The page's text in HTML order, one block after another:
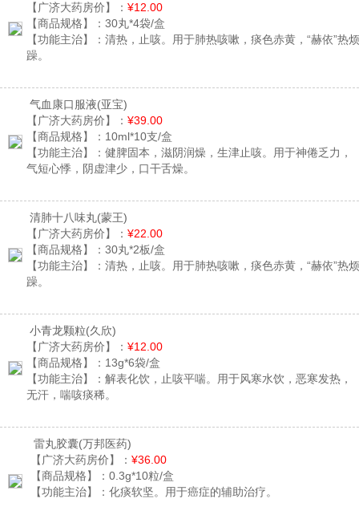
【广济大药房价】： ¥12.00
【商品规格】： 30丸*4袋/盒
【功能主治】： 清热，止咳。用于肺热咳嗽，痰色赤黄，“赫依”热烦
躁。
气血康口服液(亚宝)
【广济大药房价】： ¥39.00
【商品规格】： 10ml*10支/盒
【功能主治】： 健脾固本，滋阴润燥，生津止咳。用于神倦乏力，
气短心悸，阴虚津少，口干舌燥。
清肺十八味丸(蒙王)
【广济大药房价】： ¥22.00
【商品规格】： 30丸*2板/盒
【功能主治】： 清热，止咳。用于肺热咳嗽，痰色赤黄，“赫依”热烦
躁。
小青龙颗粒(久欣)
【广济大药房价】： ¥12.00
【商品规格】： 13g*6袋/盒
【功能主治】： 解表化饮，止咳平喘。用于风寒水饮，恶寒发热，
无汗，喘咳痰稀。
雷丸胶囊(万邦医药)
【广济大药房价】： ¥36.00
【商品规格】： 0.3g*10粒/盒
【功能主治】： 化痰软坚。用于癌症的辅助治疗。